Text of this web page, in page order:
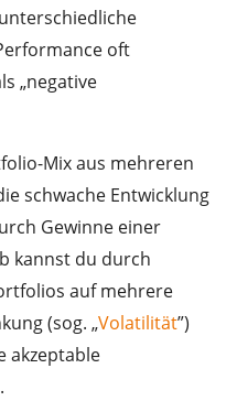
oft
„negative
Mix aus mehreren
schwache Entwicklung
Gewinne einer
kannst du durch
auf mehrere
(sog. „Volatilität”)
akzeptable